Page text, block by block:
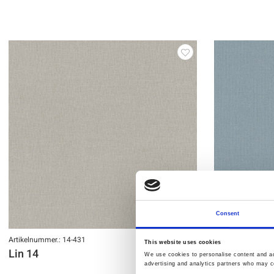
Consent
This website uses cookies
We use cookies to personalise content and
advertising and analytics partners who may
Artikelnummer.: 14-431
Lin 14
Artikelnummer.:
Lin 14